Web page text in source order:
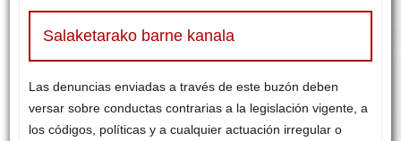
Salaketarako barne kanala
Las denuncias enviadas a través de este buzón deben
versar sobre conductas contrarias a la legislación vigente, a
los códigos, políticas y a cualquier actuación irregular o